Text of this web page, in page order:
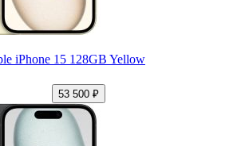
iPhone 15 128GB Yellow
53 500 ₽